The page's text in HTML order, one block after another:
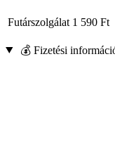
Futárszolgálat 1 590 Ft
💰 Fizetési